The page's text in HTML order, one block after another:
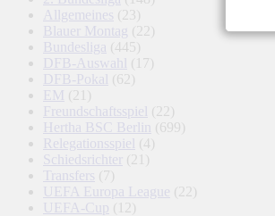
Allgemeines (23)
Blauer Montag (22)
Bundesliga (445)
DFB-Auswahl
(17)
DFB-Pokal (62)
EM (21)
Freundschaftsspiel (22)
Hertha BSC Berlin
(699)
Relegationsspiel (4)
Schiedsrichter
(21)
Transfers (7)
UEFA Europa League (22)
UEFA-Cup (12)